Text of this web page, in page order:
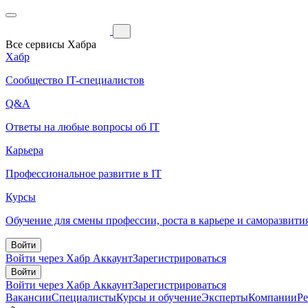
Все сервисы Хабра
Хабр
Сообщество IT-специалистов
Q&A
Ответы на любые вопросы об IT
Карьера
Профессиональное развитие в IT
Курсы
Обучение для смены профессии, роста в карьере и
Войти
Войти через Хабр АккаунтЗарегистрироваться
Войти
Войти через Хабр АккаунтЗарегистрироваться
ВакансииСпециалистыКурсы и обучениеЭкспертыКомпании